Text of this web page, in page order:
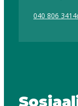
040 806 3414